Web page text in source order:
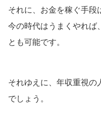
それに、お金を稼ぐ手段
今の時代はうまくやれば
とも可能です。
それゆえに、年収重視の
でしょう。